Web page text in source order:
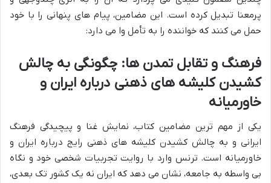
پرمعنا تبدیل کرده است. این مضامین، پیام های پنهانی را با خود
حمل می کنند که خواننده را به تأمل وا می دارد:
فرهنگ و تقابل تمدن ها: چگونگی به چالش
کشیدن کلیشه های ذهنی درباره ایران و
خاورمیانه
یکی از مهم ترین مضامین کتاب، نمایش غنا و پیچیدگی فرهنگ
ایرانی و به چالش کشیدن کلیشه های ذهنی رایج درباره ایران و
خاورمیانه است. ترنس وارد با روایت تجربیات شخصی خود و نگاه
بی واسطه به جامعه، نشان می دهد که ایران نه یک کشور تک بعدی،